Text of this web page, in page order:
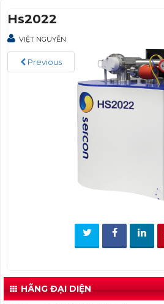
Hs2022
VIỆT NGUYỄN
Previous
HÃNG ĐẠI DIỆN